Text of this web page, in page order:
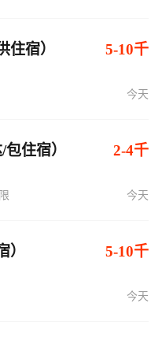
住宿） 5-10千
今天
住宿） 2-4千
今天
5-10千
今天